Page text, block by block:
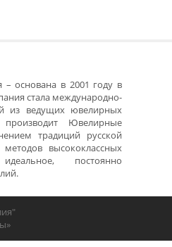
основана в 2001 году в
стала международно-
из ведущих ювелирных
Ювелирные
традиций русской
высококлассных
постоянно